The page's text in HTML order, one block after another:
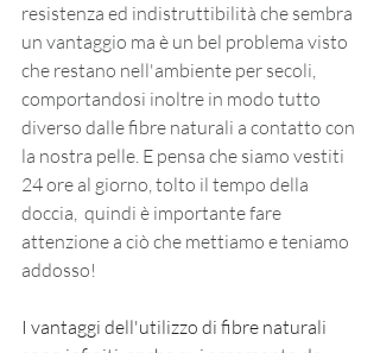
resistenza ed indistruttibilità che sembra
un vantaggio ma è un bel problema visto
che restano nell'ambiente per secoli,
comportandosi inoltre in modo tutto
diverso dalle fibre naturali a contatto con
la nostra pelle. E pensa che siamo vestiti
24 ore al giorno, tolto il tempo della
doccia,  quindi è importante fare
attenzione a ciò che mettiamo e teniamo
addosso!
I vantaggi dell'utilizzo di fibre naturali